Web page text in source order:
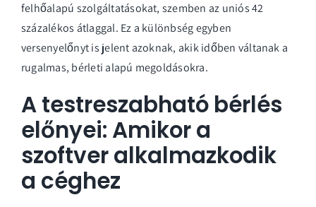
felhőalapú szolgáltatásokat, szemben az uniós 42
százalékos átlaggal. Ez a különbség egyben
versenyelőnyt is jelent azoknak, akik időben váltanak a
rugalmas, bérleti alapú megoldásokra.
A testreszabható bérlés
előnyei: Amikor a
szoftver alkalmazkodik
a céghez